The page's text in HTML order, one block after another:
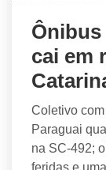
Ônibus
cai em
Coletivo
Paraguai
na SC-492;
feridas e